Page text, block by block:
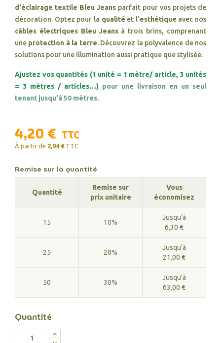
d'éclairage textile Bleu Jeans parfait pour vos projets de
décoration. Optez pour la qualité et l'esthétique avec nos
câbles électriques Bleu Jeansà trois brins, comprenant
une protection à la terre. Découvrez la polyvalence de nos
solutions pour une illumination aussi pratique que stylisée.
Ajustez vos quantités (1 unité = 1 mètre/ article, 3 unités
= 3 mètres / articles…) pour une livraison en un seul
tenant jusqu'à 50 mètres.
4,20 € TTC
À partir de 2,94 € TTC
Remise sur la quantité
Quantité
Remise sur
prix unitaire
Vous
économisez
15 10%
Jusqu'à
6,30 €
25 20%
Jusqu'à
21,00 €
50 30%
Jusqu'à
63,00 €
Quantité